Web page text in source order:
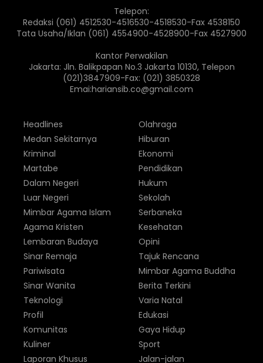
Telepon:
Redaksi (061) 4512530-4516530-4518530-Fax 4538150
Tata Usaha/Iklan (061) 4554900-4528900-Fax 4527900
Kantor Perwakilan
Jakarta: Jln. Balikpapan No.3 Jakarta 10130, Telepon
(021)3847909-Fax: (021) 3850328
Emai:hariansib.co@gmail.com
Headlines
Medan Sekitarnya
Kriminal
Martabe
Dalam Negeri
Luar Negeri
Olahraga
Hiburan
Ekonomi
Pendidikan
Hukum
Sekolah
Mimbar Agama Islam
Agama Kristen
Lembaran Budaya
Sinar Remaja
Pariwisata
Sinar Wanita
Serbaneka
Kesehatan
Opini
Tajuk Rencana
Mimbar Agama Buddha
Berita Terkini
Teknologi
Profil
Komunitas
Kuliner
Laporan Khusus
Varia Natal
Edukasi
Gaya Hidup
Sport
Jalan-jalan